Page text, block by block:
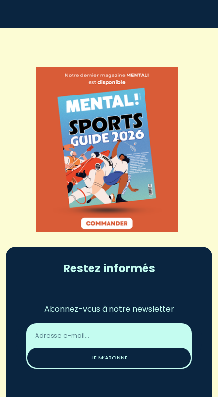
Restez informés
Abonnez-vous à notre newsletter
Adresse
email
JE M’ABONNE